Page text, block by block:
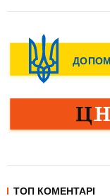
ТОП КОМЕНТАРІ